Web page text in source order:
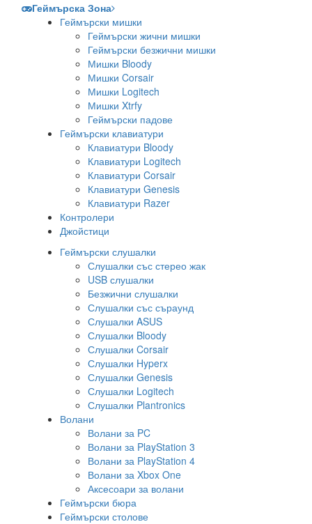
Геймърска Зона
Геймърски мишки
Геймърски жични мишки
Геймърски безжични мишки
Мишки Bloody
Мишки Corsair
Мишки Logitech
Мишки Xtrfy
Геймърски падове
Геймърски клавиатури
Клавиатури Bloody
Клавиатури Logitech
Клавиатури Corsair
Клавиатури Genesis
Клавиатури Razer
Контролери
Джойстици
Геймърски слушалки
Слушалки със стерео жак
USB слушалки
Безжични слушалки
Слушалки със съраунд
Слушалки ASUS
Слушалки Bloody
Слушалки Corsair
Слушалки Hyperx
Слушалки Genesis
Слушалки Logitech
Слушалки Plantronics
Волани
Волани за PC
Волани за PlayStation 3
Волани за PlayStation 4
Волани за Xbox One
Аксесоари за волани
Геймърски бюра
Геймърски столове